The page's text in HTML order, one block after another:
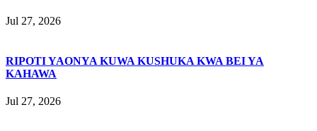
Jul 27, 2026
RIPOTI YAONYA KUWA KUSHUKA KWA BEI YA
KAHAWA
Jul 27, 2026